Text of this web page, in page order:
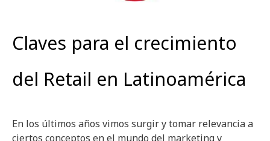
Claves para el crecimiento
del Retail en Latinoamérica
En los últimos años vimos surgir y tomar relevancia a
ciertos conceptos en el mundo del marketing y